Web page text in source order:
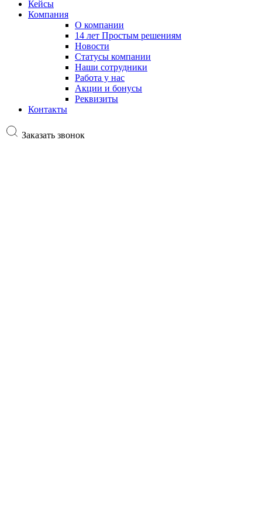
Кейсы
Компания
О компании
14 лет Простым решениям
Новости
Статусы компании
Наши сотрудники
Работа у нас
Акции и бонусы
Реквизиты
Контакты
Заказать звонок